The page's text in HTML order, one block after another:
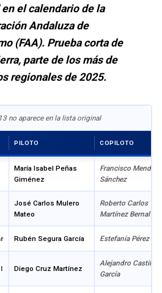
el calendario de la
Andaluza de
(FAA). Prueba corta de
parte de los más de
regionales de 2025.
PILOTO COPILOTO
María Isabel Peñas
Giménez
Francisco Mendoza
Sánchez
José Carlos Mulero
Mateo
Roberto Carlos
Martínez Bernal
Rubén Segura García Estefanía Pérez
Diego Cruz Martínez
Alejandro Castillejo
García